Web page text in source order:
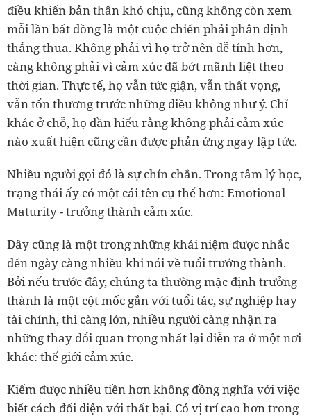
điều khiến bản thân khó chịu, cũng không còn xem
mỗi lần bất đồng là một cuộc chiến phải phân định
thắng thua. Không phải vì họ trở nên dễ tính hơn,
càng không phải vì cảm xúc đã bớt mãnh liệt theo
thời gian. Thực tế, họ vẫn tức giận, vẫn thất vọng,
vẫn tổn thương trước những điều không như ý. Chỉ
khác ở chỗ, họ dần hiểu rằng không phải cảm xúc
nào xuất hiện cũng cần được phản ứng ngay lập tức.
Nhiều người gọi đó là sự chín chắn. Trong tâm lý học,
trạng thái ấy có một cái tên cụ thể hơn: Emotional
Maturity - trưởng thành cảm xúc.
Đây cũng là một trong những khái niệm được nhắc
đến ngày càng nhiều khi nói về tuổi trưởng thành.
Bởi nếu trước đây, chúng ta thường mặc định trưởng
thành là một cột mốc gắn với tuổi tác, sự nghiệp hay
tài chính, thì càng lớn, nhiều người càng nhận ra
những thay đổi quan trọng nhất lại diễn ra ở một nơi
khác: thế giới cảm xúc.
Kiếm được nhiều tiền hơn không đồng nghĩa với việc
biết cách đối diện với thất bại. Có vị trí cao hơn trong